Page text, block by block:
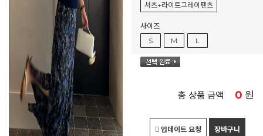
셔츠+라이트그레이팬츠
사이즈
S
M L
총 상품 금액 0 원
업데이트 요청 장바구니